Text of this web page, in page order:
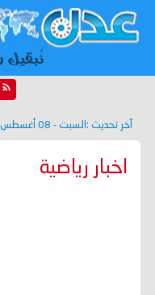
آخر تحديث : السبت - 08 أغسطس 2026 - 08:19 م
اخبار رياضية